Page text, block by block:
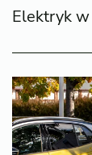
Elektryk